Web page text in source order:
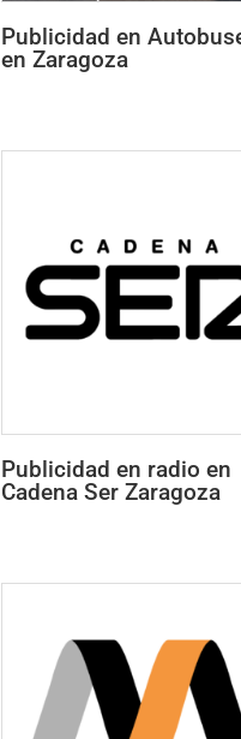
Publicidad en
en Zaragoza
Publicidad en radio en
Cadena Ser Zaragoza